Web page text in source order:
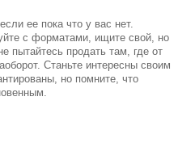
ее пока что у вас нет.
с форматами, ищите свой, но
пытайтесь продать там, где от
Станьте интересны своим
но помните, что